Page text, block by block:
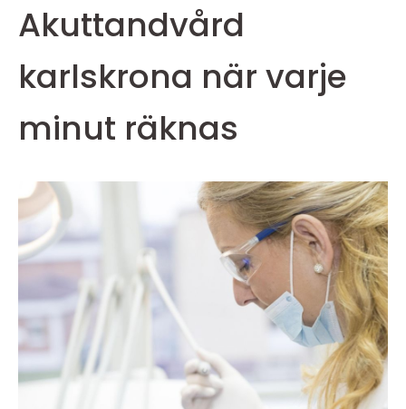
Akuttandvård
karlskrona när varje
minut räknas